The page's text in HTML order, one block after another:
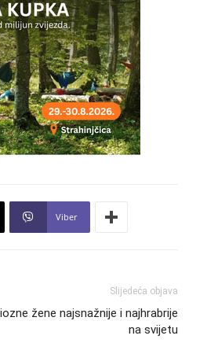
Viber
Slijedeća objava
žene najsnažnije i najhrabrije
na svijetu